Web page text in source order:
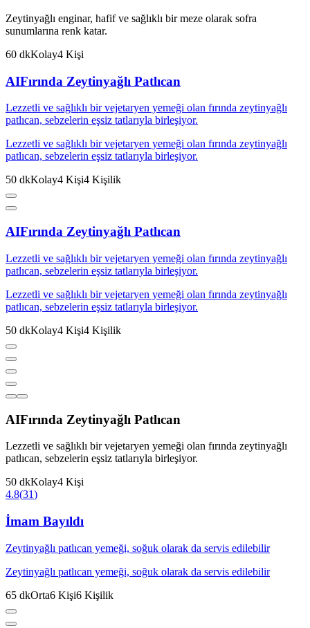
Zeytinyağlı enginar, hafif ve sağlıklı bir meze olarak sofra
sunumlarına renk katar.
60 dkKolay4 Kişi
AIFırında Zeytinyağlı Patlıcan
Lezzetli ve sağlıklı bir vejetaryen yemeği olan fırında zeytinyağlı
patlıcan, sebzelerin eşsiz tatlarıyla birleşiyor.
Lezzetli ve sağlıklı bir vejetaryen yemeği olan fırında zeytinyağlı
patlıcan, sebzelerin eşsiz tatlarıyla birleşiyor.
50 dkKolay4 Kişi4 Kişilik
AIFırında Zeytinyağlı Patlıcan
Lezzetli ve sağlıklı bir vejetaryen yemeği olan fırında zeytinyağlı
patlıcan, sebzelerin eşsiz tatlarıyla birleşiyor.
Lezzetli ve sağlıklı bir vejetaryen yemeği olan fırında zeytinyağlı
patlıcan, sebzelerin eşsiz tatlarıyla birleşiyor.
50 dkKolay4 Kişi4 Kişilik
AIFırında Zeytinyağlı Patlıcan
Lezzetli ve sağlıklı bir vejetaryen yemeği olan fırında zeytinyağlı
patlıcan, sebzelerin eşsiz tatlarıyla birleşiyor.
50 dkKolay4 Kişi
4.8(31)
İmam Bayıldı
Zeytinyağlı patlıcan yemeği, soğuk olarak da servis edilebilir
Zeytinyağlı patlıcan yemeği, soğuk olarak da servis edilebilir
65 dkOrta6 Kişi6 Kişilik